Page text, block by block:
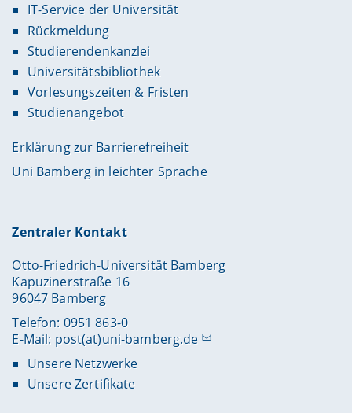
IT-Service der Universität
Rückmeldung
Studierendenkanzlei
Universitätsbibliothek
Vorlesungszeiten & Fristen
Studienangebot
Erklärung zur Barrierefreiheit
Uni Bamberg in leichter Sprache
Zentraler Kontakt
Otto-Friedrich-Universität Bamberg
Kapuzinerstraße 16
96047 Bamberg
Telefon: 0951 863-0
E-Mail: post(at)uni-bamberg.de
Unsere Netzwerke
Unsere Zertifikate